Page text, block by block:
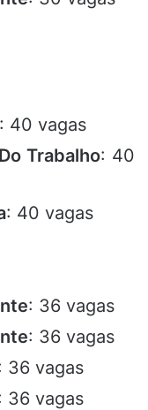
: 40 vagas
Trabalho: 40
: 40 vagas
: 36 vagas
: 36 vagas
36 vagas
36 vagas